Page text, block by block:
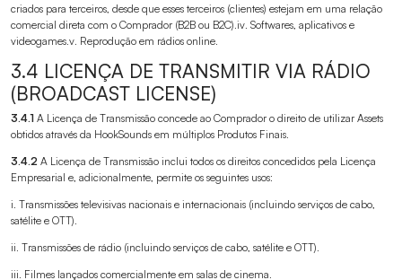
criados para terceiros, desde que esses terceiros (clientes) estejam em uma relação
comercial direta com o Comprador (B2B ou B2C).iv. Softwares, aplicativos e
videogames.v. Reprodução em rádios online.
3.4 LICENÇA DE TRANSMITIR VIA RÁDIO
(BROADCAST LICENSE)
3.4.1 A Licença de Transmissão concede ao Comprador o direito de utilizar Assets
obtidos através da HookSounds em múltiplos Produtos Finais.
3.4.2 A Licença de Transmissão inclui todos os direitos concedidos pela Licença
Empresarial e, adicionalmente, permite os seguintes usos:
i. Transmissões televisivas nacionais e internacionais (incluindo serviços de cabo,
satélite e OTT).
ii. Transmissões de rádio (incluindo serviços de cabo, satélite e OTT).
iii. Filmes lançados comercialmente em salas de cinema.